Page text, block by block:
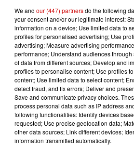
Le Duel -
pour l'un des
régions !
Destination
votre séjour
de la...
We and our (447) partnersdo the following
your consent and/or our legitimate interest:
information on a device; Use limited data to
profiles for personalised advertising; Use
advertising; Measure advertising
performance; Understand audiences
of data from different sources; Develop and
profiles to personalise content; Use profiles
content; Use limited data to select content;
detect fraud, and fix errors; Deliver and
Save and communicate privacy choices.
process personal data such as IP address
following functionalities: Identify devices
requested; Use precise geolocation data;
other data sources; Link different devices;
information transmitted automatically.